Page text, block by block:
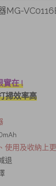
MG-
實在 !
掃效率高
使用及收納上
退